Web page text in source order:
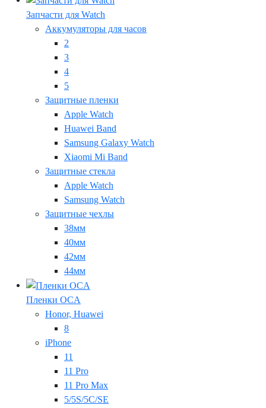
Запчасти для Watch
Аккумуляторы для часов
2
3
4
5
Защитные пленки
Apple Watch
Huawei Band
Samsung Galaxy Watch
Xiaomi Mi Band
Защитные стекла
Apple Watch
Samsung Watch
Защитные чехлы
38мм
40мм
42мм
44мм
Пленки OCA
Honor, Huawei
8
iPhone
11
11 Pro
11 Pro Max
5/5S/5C/SE